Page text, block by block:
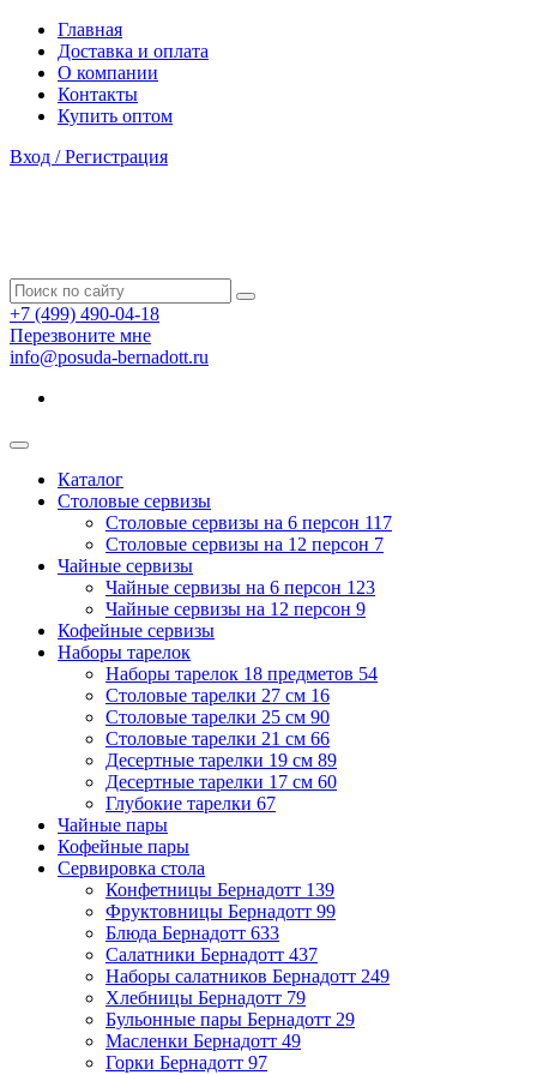
Главная
Доставка и оплата
О компании
Контакты
Купить оптом
Вход / Регистрация
+7 (499) 490-04-18
Перезвоните мне
info@posuda-bernadott.ru
Каталог
Столовые сервизы
Столовые сервизы на 6 персон 117
Столовые сервизы на 12 персон 7
Чайные сервизы
Чайные сервизы на 6 персон 123
Чайные сервизы на 12 персон 9
Кофейные сервизы
Наборы тарелок
Наборы тарелок 18 предметов 54
Столовые тарелки 27 см 16
Столовые тарелки 25 см 90
Столовые тарелки 21 см 66
Десертные тарелки 19 см 89
Десертные тарелки 17 см 60
Глубокие тарелки 67
Чайные пары
Кофейные пары
Сервировка стола
Конфетницы Бернадотт 139
Фруктовницы Бернадотт 99
Блюда Бернадотт 633
Салатники Бернадотт 437
Наборы салатников Бернадотт 249
Хлебницы Бернадотт 79
Бульонные пары Бернадотт 29
Масленки Бернадотт 49
Горки Бернадотт 97